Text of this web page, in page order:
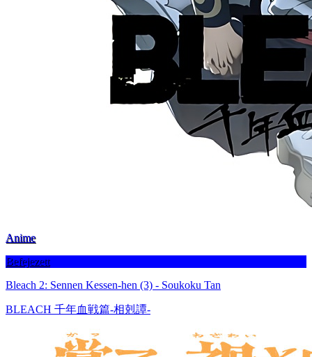
Anime
Befejezett
Bleach 2: Sennen Kessen-hen (3) - Soukoku Tan
BLEACH 千年血戦篇-相剋譚-